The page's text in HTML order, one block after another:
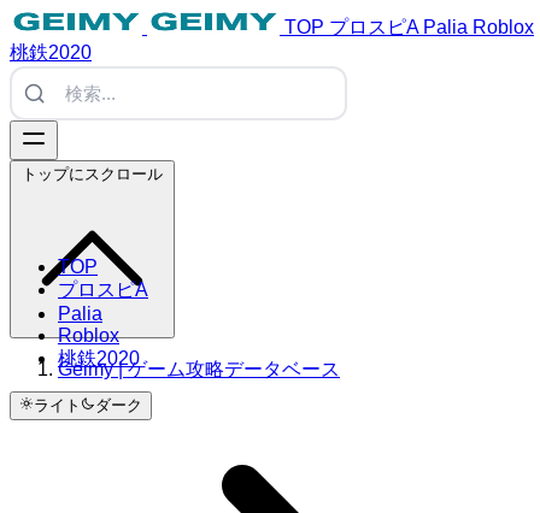
TOP プロスピA Palia Roblox
桃鉄2020
TOP
プロスピA
Palia
Roblox
桃鉄2020
ライト ダーク
トップにスクロール
Geimy | ゲーム攻略データベース